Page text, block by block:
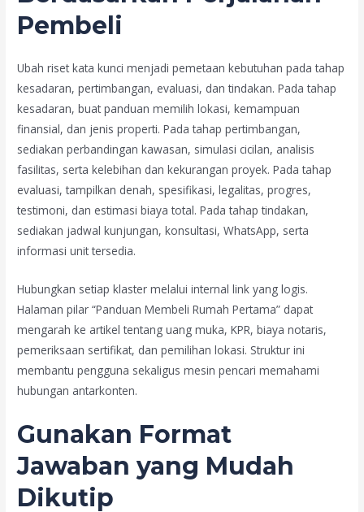
Pembeli
Ubah riset kata kunci menjadi pemetaan kebutuhan pada tahap
kesadaran, pertimbangan, evaluasi, dan tindakan. Pada tahap
kesadaran, buat panduan memilih lokasi, kemampuan
finansial, dan jenis properti. Pada tahap pertimbangan,
sediakan perbandingan kawasan, simulasi cicilan, analisis
fasilitas, serta kelebihan dan kekurangan proyek. Pada tahap
evaluasi, tampilkan denah, spesifikasi, legalitas, progres,
testimoni, dan estimasi biaya total. Pada tahap tindakan,
sediakan jadwal kunjungan, konsultasi, WhatsApp, serta
informasi unit tersedia.
Hubungkan setiap klaster melalui internal link yang logis.
Halaman pilar “Panduan Membeli Rumah Pertama” dapat
mengarah ke artikel tentang uang muka, KPR, biaya notaris,
pemeriksaan sertifikat, dan pemilihan lokasi. Struktur ini
membantu pengguna sekaligus mesin pencari memahami
hubungan antarkonten.
Gunakan Format
Jawaban yang Mudah
Dikutip